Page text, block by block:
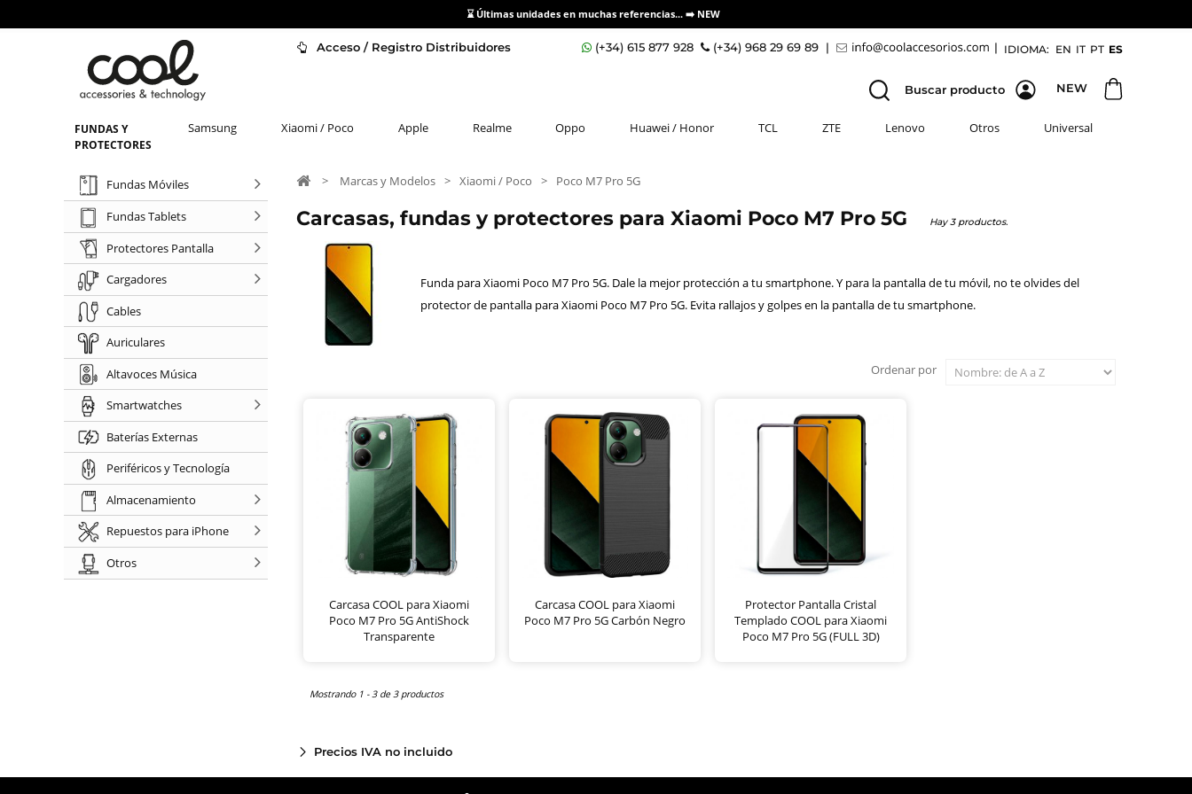
⌛ Últimas unidades en muchas referencias... ➡️ NEW
Acceso / Registro Distribuidores IDIOMA: EN IT PT ES
(+34) 615 877 928 (+34) 968 29 69 89 | |
NEW
Buscar producto
FUNDAS Y
PROTECTORES
Samsung Xiaomi / Poco Apple Realme Oppo Huawei / Honor TCL ZTE Lenovo Otros Universal
Fundas Móviles
Fundas Tablets
Protectores Pantalla
Cargadores
Cables
Auriculares
Altavoces Música
Smartwatches
Baterías Externas
Periféricos y Tecnología
Almacenamiento
Repuestos para iPhone
Otros
> Marcas y Modelos > Xiaomi / Poco > Poco M7 Pro 5G
Carcasas, fundas y protectores para Xiaomi Poco M7 Pro 5G Hay 3 productos.
Funda para Xiaomi Poco M7 Pro 5G. Dale la mejor protección a tu smartphone. Y para la pantalla de tu móvil, no te olvides del
protector de pantalla para Xiaomi Poco M7 Pro 5G. Evita rallajos y golpes en la pantalla de tu smartphone.
Ordenar por
Carcasa COOL para Xiaomi
Poco M7 Pro 5G AntiShock
Transparente
Carcasa COOL para Xiaomi
Poco M7 Pro 5G Carbón Negro
Protector Pantalla Cristal
Templado COOL para Xiaomi
Poco M7 Pro 5G (FULL 3D)
Mostrando 1 - 3 de 3 productos
Precios IVA no incluido